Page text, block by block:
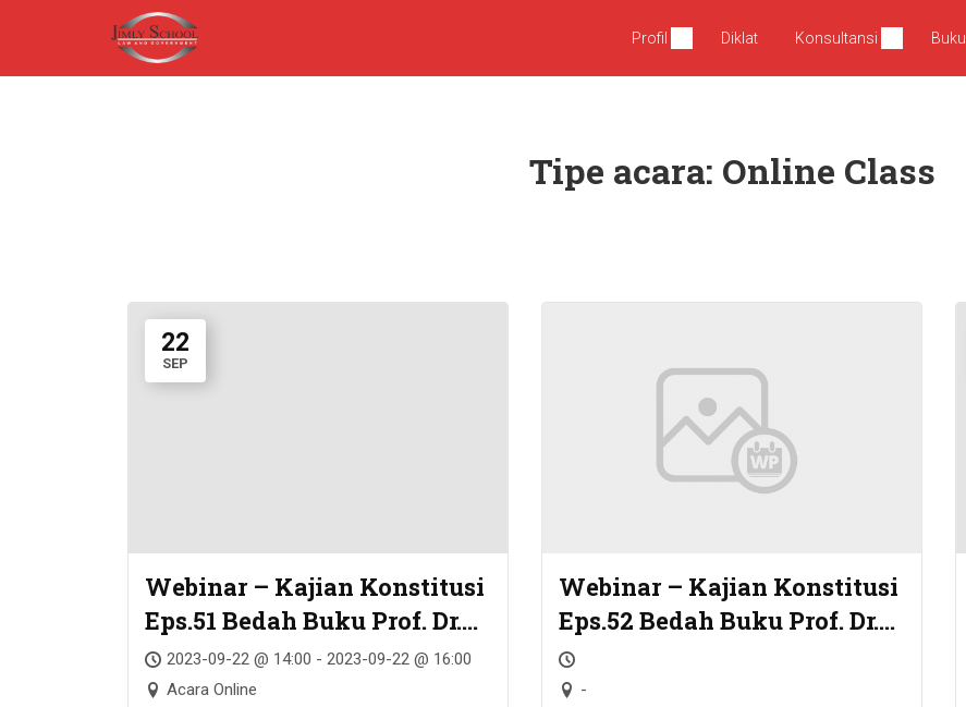
Profil Diklat Konsultansi Buku
Tipe acara: Online Class
22
SEP
Webinar – Kajian Konstitusi
Eps.51 Bedah Buku Prof. Dr.
Jimly Asshiddiqie, S.H. –
Konstitusi &
2023-09-22 @ 14:00 - 2023-09-22 @ 16:00
Acara Online
Webinar – Kajian Konstitusi
Eps.52 Bedah Buku Prof. Dr.
Jimly Asshiddiqie, S.H. –
KULIAH UMUM HUKUM
-